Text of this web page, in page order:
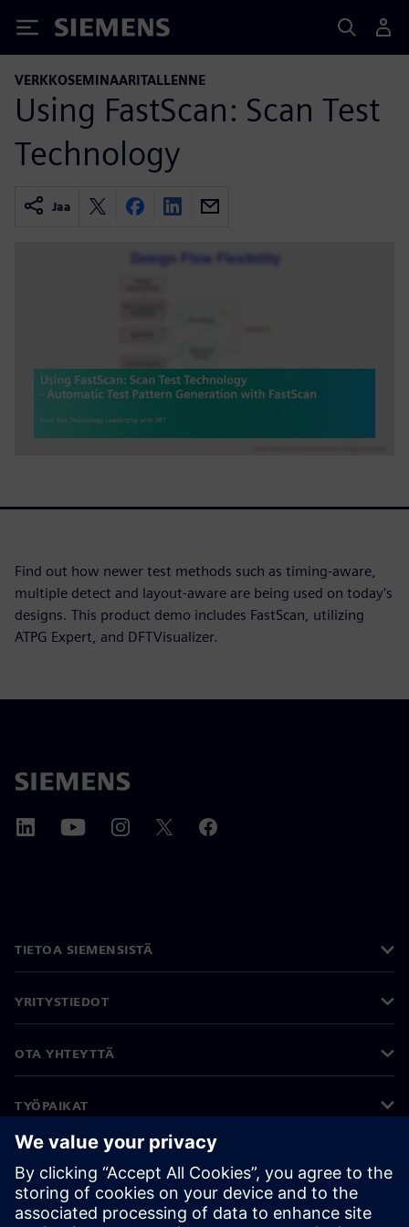
Siemens
VERKKOSEMINAARITALLENNE
Using FastScan: Scan Test
Technology
Jaa
Find out how newer test methods such as timing-aware,
multiple detect and layout-aware are being used on today's
designs. This product demo includes FastScan, utilizing
ATPG Expert, and DFTVisualizer.
TIETOA SIEMENSISTÄ
YRITYSTIEDOT
OTA YHTEYTTÄ
TYÖPAIKAT
©Siemens 2026
Yritystiedot